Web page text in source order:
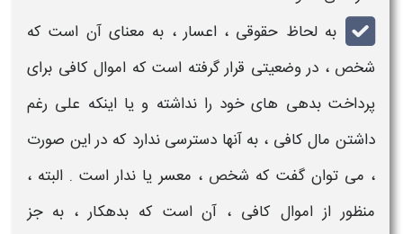
به لحاظ حقوقی ،اعسار، به معنای آن است که
شخص ، در وضعیتی قرار گرفته است که اموال کافی برای
پرداخت بدهی های خود را نداشته و یا اینکه علی رغم
داشتن مال کافی ، به آنها دسترسی ندارد که در این صورت
، می توان گفت که شخص ، معسر یا ندار است . البته ،
منظور از اموال کافی ، آن است که بدهکار ، به جز